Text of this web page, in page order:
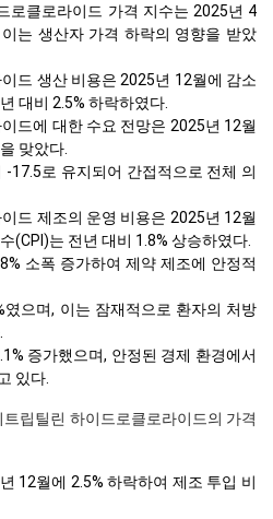
로클로라이드 가격 지수는 2025년 4
는 생산자 가격 하락의 영향을 받았
드 생산 비용은 2025년 12월에 감소
대비 2.5% 하락하였다.
드에 대한 수요 전망은 2025년 12월
맞았다.
17.5로 유지되어 간접적으로 전체 의
드 제조의 운영 비용은 2025년 12월
(CPI)는 전년 대비 1.8% 상승하였다.
소폭 증가하여 제약 제조에 안정적
으며, 이는 잠재적으로 환자의 처방
증가했으며, 안정된 경제 환경에서
있다.
립틸린 하이드로클로라이드의 가격
12월에 2.5% 하락하여 제조 투입 비